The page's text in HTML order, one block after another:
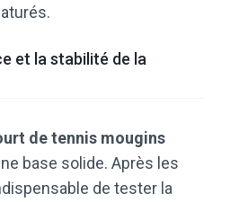
et la stabilité de la
de tennis mougins
base solide. Après les
de tester la